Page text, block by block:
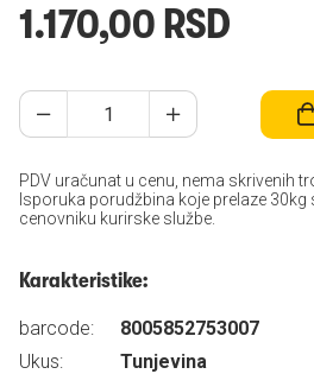
1.170,00 RSD
PDV uračunat u cenu, nema skrivenih
Isporuka porudžbina koje prelaze
cenovniku kurirske službe.
Karakteristike:
barcode:
8005852753007
Ukus:
Tunjevina